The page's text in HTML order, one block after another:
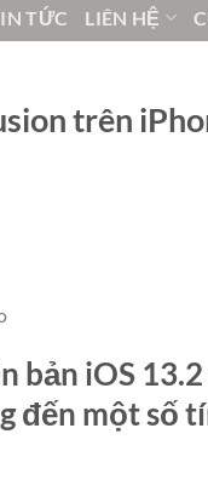
TỨC LIÊN HỆ
trên
bản iOS
đến một số